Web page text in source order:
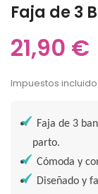
Faja de 3
21,90 €
Impuestos
Faja de 3
parto.
Cómoda y
Diseñado y